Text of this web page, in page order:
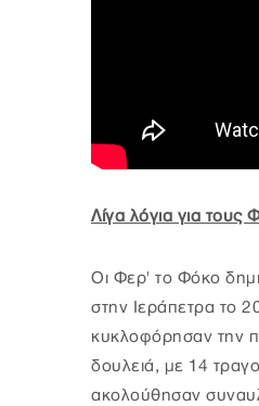
Λίγα λόγια για τους
Οι Φερ' το Φόκο
στην Ιεράπετρα το
κυκλοφόρησαν την
δουλειά, με 14
ακολούθησαν